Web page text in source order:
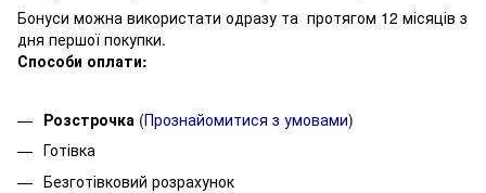
Бонуси можна використати одразу та протягом 12 місяців з
дня першої покупки.
Способи оплати:
Розстрочка (Прознайомитися з умовами)
Готівка
Безготівковий розрахунок